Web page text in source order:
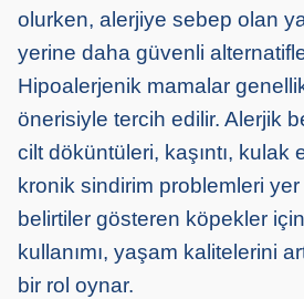
olurken, alerjiye sebep olan
yerine daha güvenli
Hipoalerjenik mamalar
önerisiyle tercih edilir. Alerjik
cilt döküntüleri, kaşıntı, kulak
kronik sindirim problemleri
belirtiler gösteren köpekler
kullanımı, yaşam kalitelerini
bir rol oynar.